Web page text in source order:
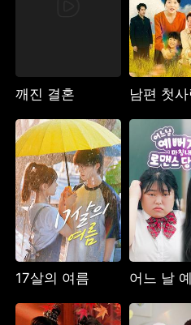
깨진 결혼
17살의 여름